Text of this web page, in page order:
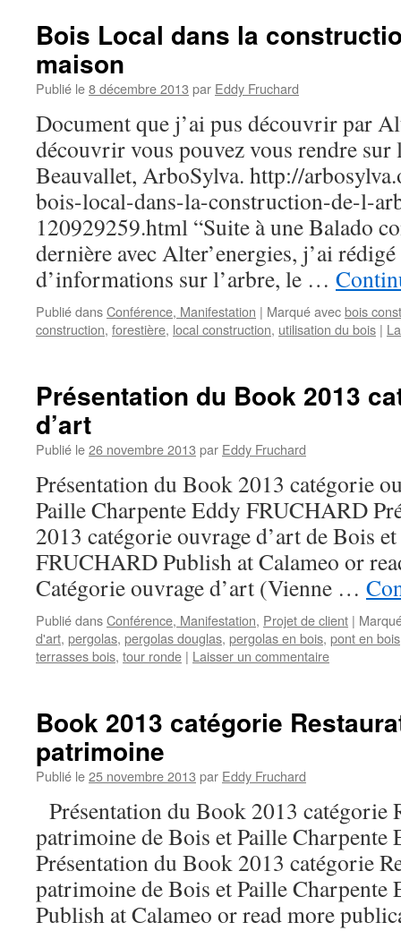
Bois Local dans la
maison
Publié le8 décembre 2013 par Eddy Fruchard
Document que j’ai pus découvrir par
découvrir vous pouvez vous rendre sur
Beauvallet, ArboSylva. http://
bois-local-dans-la-construction-de-l-
120929259.html “Suite à une Balado
dernière avec Alter’energies, j’ai
d’informations sur l’arbre, le …
Publié dansConférence, Manifestation | Marqué avecbois
construction, forestière, local construction, utilisation du bois |
Présentation du Book 2013
d’art
Publié le26 novembre 2013 par Eddy Fruchard
Présentation du Book 2013 catégorie
Paille Charpente Eddy FRUCHARD
2013 catégorie ouvrage d’art de Bois
FRUCHARD Publish at Calameo or
Catégorie ouvrage d’art (Vienne …
Publié dansConférence, Manifestation, Projet de client |
d'art, pergolas, pergolas douglas, pergolas en bois, pont en bois
terrasses bois, tour ronde | Laisser un commentaire
Book 2013 catégorie
patrimoine
Publié le25 novembre 2013 par Eddy Fruchard
Présentation du Book 2013 catégorie
patrimoine de Bois et Paille
Présentation du Book 2013 catégorie
patrimoine de Bois et Paille
Publish at Calameo or read more